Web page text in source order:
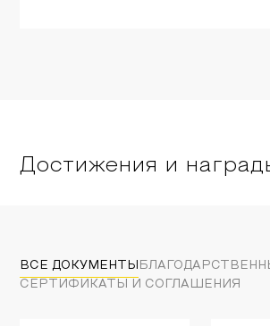
Достижения и
ВСЕ ДОКУМЕНТЫ
СЕРТИФИКАТЫ И СОГЛАШЕНИЯ